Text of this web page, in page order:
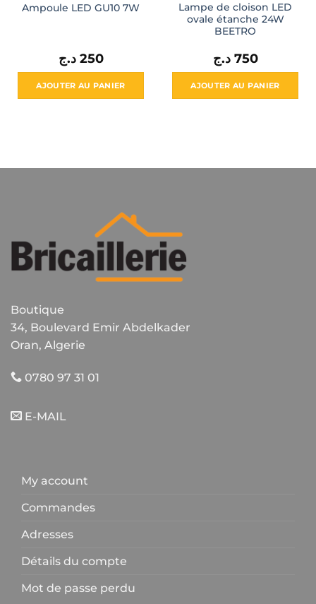
Ampoule LED GU10 7W
250 د.ج
AJOUTER AU PANIER
Lampe de cloison LED
ovale étanche 24W
BEETRO
750 د.ج
AJOUTER AU PANIER
Boutique
34, Boulevard Emir Abdelkader
Oran, Algerie
0780 97 31 01
E-MAIL
My account
Commandes
Adresses
Détails du compte
Mot de passe perdu